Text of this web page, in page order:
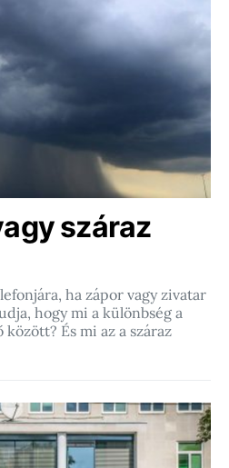
száraz
ha zápor vagy zivatar
hogy mi a különbség a
között? És mi az a száraz